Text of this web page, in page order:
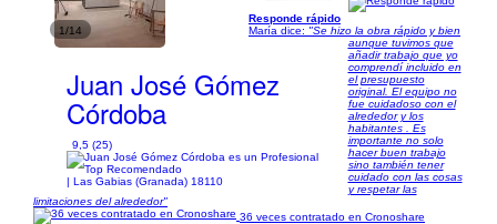
1/14
Juan José Gómez
Córdoba
9,5 (25)
| Las Gabias (Granada) 18110
Responde rápido
María dice: "Se hizo la obra rápido y bien
aunque tuvimos que
añadir trabajo que yo
comprendí incluido en
el presupuesto
original. El equipo no
fue cuidadoso con el
alrededor y los
habitantes . Es
importante no solo
hacer buen trabajo
sino también tener
cuidado con las cosas
y respetar las
limitaciones del alrededor"
36 veces contratado en Cronoshare